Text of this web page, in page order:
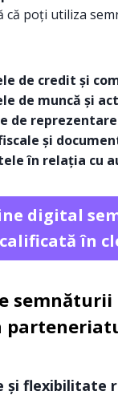
că poți utiliza
de credit și
de muncă și
de reprezentare
și
în relația cu
digital
calificată în
și flexibilitate